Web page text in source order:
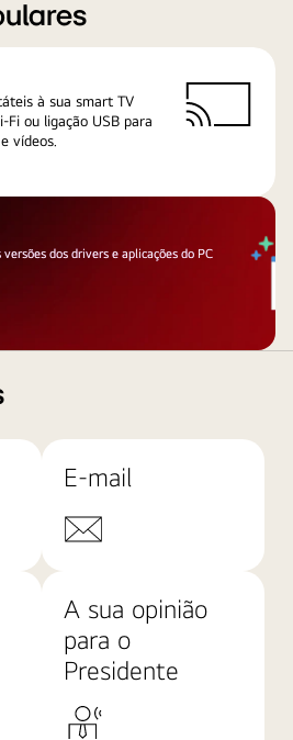
à sua smart TV
ou ligação USB para
vídeos.
dos drivers e aplicações do PC
E-mail
A sua opinião
para o
Presidente